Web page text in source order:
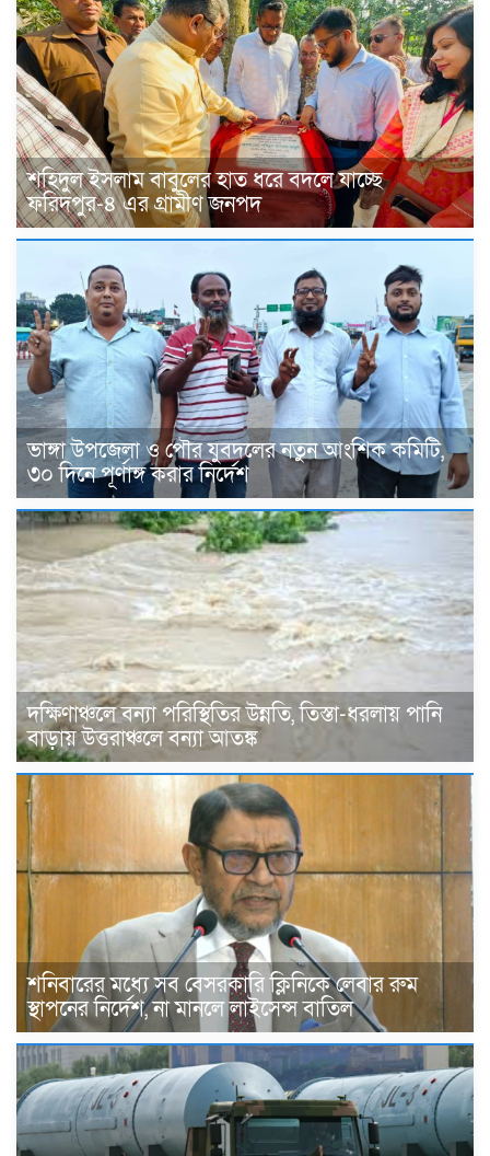
শহিদুল ইসলাম বাবুলের হাত ধরে বদলে যাচ্ছে
ফরিদপুর-৪ এর গ্রামীণ জনপদ
ভাঙ্গা উপজেলা ও পৌর যুবদলের নতুন আংশিক কমিটি,
৩০ দিনে পূর্ণাঙ্গ করার নির্দেশ
দক্ষিণাঞ্চলে বন্যা পরিস্থিতির উন্নতি, তিস্তা-ধরলায় পানি
বাড়ায় উত্তরাঞ্চলে বন্যা আতঙ্ক
শনিবারের মধ্যে সব বেসরকারি ক্লিনিকে লেবার রুম
স্থাপনের নির্দেশ, না মানলে লাইসেন্স বাতিল